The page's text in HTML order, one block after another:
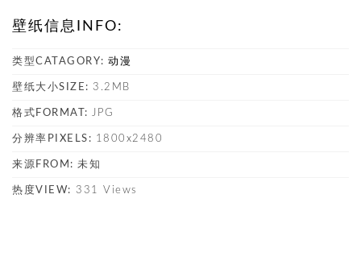
壁纸信息INFO:
类型CATAGORY: 动漫
壁纸大小SIZE: 3.2MB
格式FORMAT: JPG
分辨率PIXELS: 1800x2480
来源FROM: 未知
热度VIEW: 331 Views